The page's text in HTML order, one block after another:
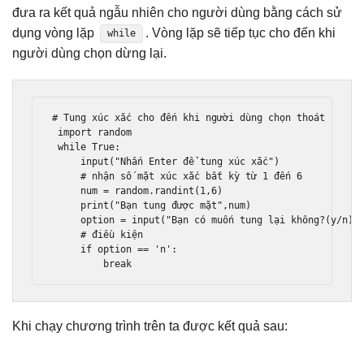
đưa ra kết quả ngẫu nhiên cho người dùng bằng cách sử
dụng vòng lặp
while
. Vòng lặp sẽ tiếp tục cho đến khi
người dùng chọn dừng lại.
# Tung xúc xắc cho đến khi người dùng chọn thoát
import random
while True:
     input
( "Nhấn Enter để tung xúc xắc" )
# nhận số mặt xúc xắc bất kỳ từ 1 đến 6
     num
= random. randint ( 1,6)
print ( "Bạn tung được mặt" , num)
     option
= input ( "Bạn có muốn tung lại không?(y/n)
# điều kiện
if option == 'n' :
break
Khi chạy chương trình trên ta được kết quả sau: